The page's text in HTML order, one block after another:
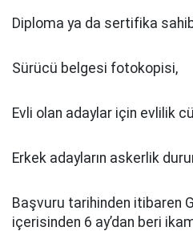
Diploma ya da sertifika
Sürücü belgesi fotokopisi,
Evli olan adaylar için evlilik
Erkek adayların askerlik
Başvuru tarihinden itibaren
içerisinden 6 ay’dan beri